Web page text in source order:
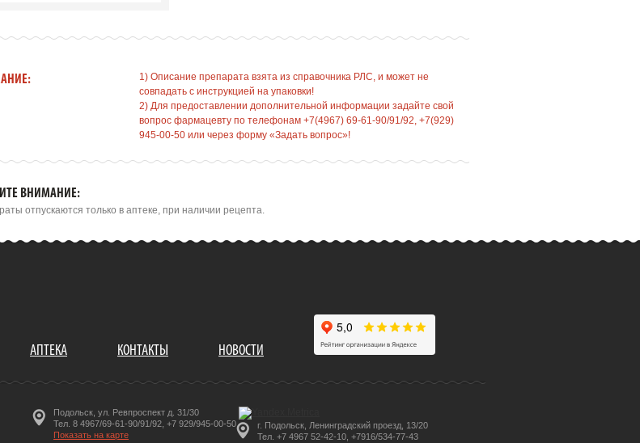
1) Описание препарата взята из справочника РЛС, и может не
совпадать с инструкцией на упаковки!
2) Для предоставлении дополнительной информации задайте свой
вопрос фармацевту по телефонам +7(4967) 69-61-90/91/92, +7(929)
945-00-50 или через форму «Задать вопрос»!
ВНИМАНИЕ:
отпускаются только в аптеке, при наличии рецепта.
АПТЕКА КОНТАКТЫ НОВОСТИ
Подольск, ул. Ревпроспект д. 31/30
Тел. 8 4967/69-61-90/91/92, +7 929/945-00-50
Показать на карте
г. Подольск, Ленинградский проезд, 13/20
Тел. +7 4967 52-42-10, +7916/534-77-43